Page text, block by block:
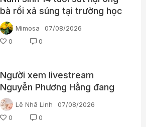
bà rồi xả súng tại trường học
Thái Lan
Mimosa
07/08/2026
0
0
Người xem livestream
Nguyễn Phương Hằng đang
tìm kiếm điều gì?
Lê Nhã Linh
07/08/2026
0
0